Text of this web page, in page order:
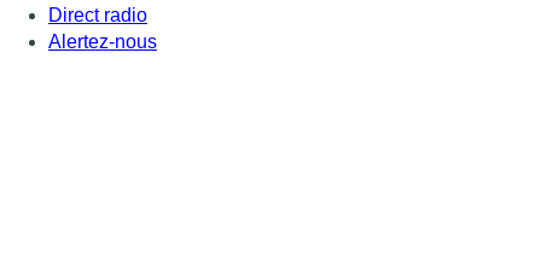
Direct radio
Alertez-nous